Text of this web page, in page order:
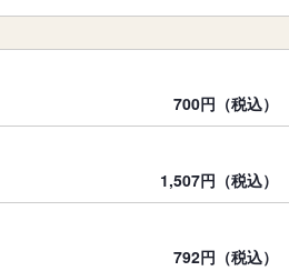
700円（税込）
1,507円（税込）
792円（税込）